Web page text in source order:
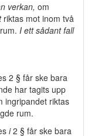
verkan, om
riktas mot inom två
I ett sådant fall
2 § får ske bara
har tagits upp
ingripandet riktas
rum.
i2 § får ske bara